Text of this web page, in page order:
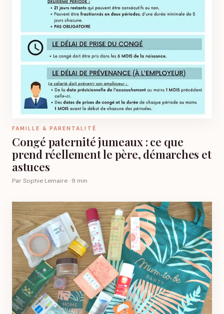
FAMILLE & PARENTALITÉ
Congé paternité jumeaux : ce que
prend réellement le père, démarches et
astuces
Par Sophie Lemaire · 9 min